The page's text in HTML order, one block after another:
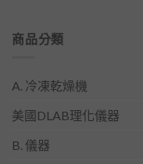
商品分類
A. 冷凍乾燥機
美國DLAB理化儀器
B. 儀器